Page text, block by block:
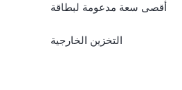
أقصى سعة مدعومة لبطاقة
التخزين الخارجية